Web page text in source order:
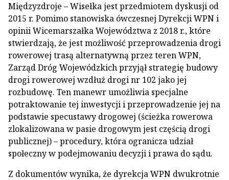
Międzyzdroje – Wisełka jest przedmiotem dyskusji od
2015 r. Pomimo stanowiska ówczesnej Dyrekcji WPN i
opinii Wicemarszałka Województwa z 2018 r., które
stwierdzają, że jest możliwość przeprowadzenia drogi
rowerowej trasą alternatywną przez teren WPN,
Zarząd Dróg Wojewódzkich przyjął strategię budowy
drogi rowerowej wzdłuż drogi nr 102 jako jej
rozbudowę. Ten manewr umożliwia specjalne
potraktowanie tej inwestycji i przeprowadzenie jej na
podstawie specustawy drogowej (ścieżka rowerowa
zlokalizowana w pasie drogowym jest częścią drogi
publicznej) – procedury, która ogranicza udział
społeczny w podejmowaniu decyzji i prawa do sądu.
Z dokumentów wynika, że dyrekcja WPN dwukrotnie